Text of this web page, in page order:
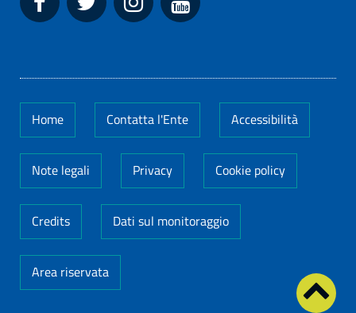
Home Contatta l'Ente Accessibilità
Note legali Privacy Cookie policy
Credits Dati sul monitoraggio
Area riservata